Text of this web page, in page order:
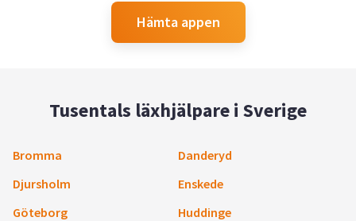
Hämta appen
Tusentals läxhjälpare i Sverige
Bromma
Danderyd
Djursholm
Enskede
Göteborg
Huddinge